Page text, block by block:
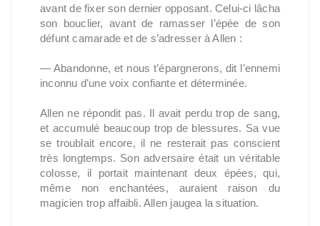
avant de fixer son dernier opposant. Celui-ci lâcha
son bouclier, avant de ramasser l’épée de son
défunt camarade et de s’adresser à Allen :
— Abandonne, et nous t’épargnerons, dit l’ennemi
inconnu d’une voix confiante et déterminée.
Allen ne répondit pas. Il avait perdu trop de sang,
et accumulé beaucoup trop de blessures. Sa vue
se troublait encore, il ne resterait pas conscient
très longtemps. Son adversaire était un véritable
colosse, il portait maintenant deux épées, qui,
même non enchantées, auraient raison du
magicien trop affaibli. Allen jaugea la situation.